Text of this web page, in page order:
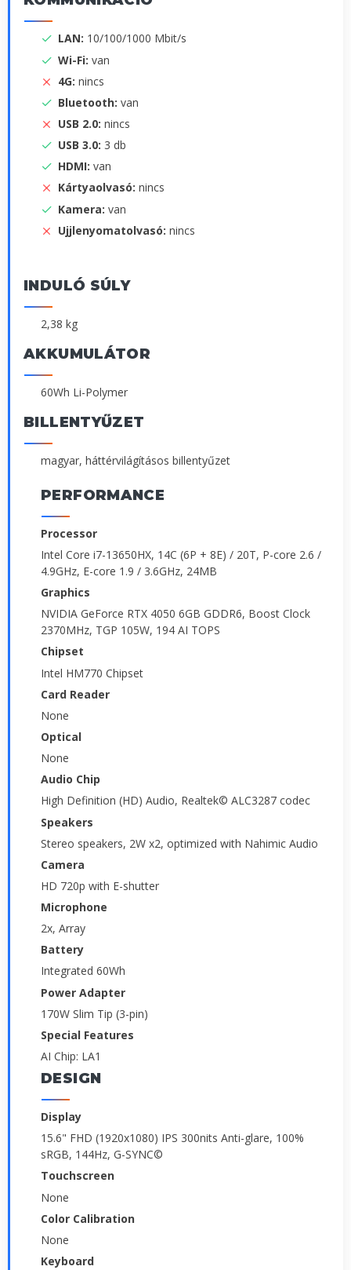
LAN: 10/100/1000 Mbit/s
Wi-Fi: van
4G: nincs
Bluetooth: van
USB 2.0: nincs
USB 3.0: 3 db
HDMI: van
Kártyaolvasó: nincs
Kamera: van
Ujjlenyomatolvasó: nincs
INDULÓ SÚLY
2,38 kg
AKKUMULÁTOR
60Wh Li-Polymer
BILLENTYŰZET
magyar, háttérvilágításos billentyűzet
PERFORMANCE
Processor
Intel Core i7-13650HX, 14C (6P + 8E) / 20T, P-core 2.6 /
4.9GHz, E-core 1.9 / 3.6GHz, 24MB
Graphics
NVIDIA GeForce RTX 4050 6GB GDDR6, Boost Clock
2370MHz, TGP 105W, 194 AI TOPS
Chipset
Intel HM770 Chipset
Card Reader
None
Optical
None
Audio Chip
High Definition (HD) Audio, Realtek© ALC3287 codec
Speakers
Stereo speakers, 2W x2, optimized with Nahimic Audio
Camera
HD 720p with E-shutter
Microphone
2x, Array
Battery
Integrated 60Wh
Power Adapter
170W Slim Tip (3-pin)
Special Features
AI Chip: LA1
DESIGN
Display
15.6" FHD (1920x1080) IPS 300nits Anti-glare, 100%
sRGB, 144Hz, G-SYNC©
Touchscreen
None
Color Calibration
None
Keyboard